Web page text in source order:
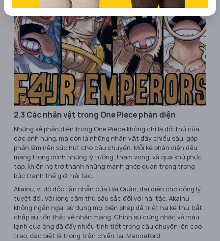
2.3 Các nhân vật trong One Piece phản diện
Những kẻ phản diện trong One Piece không chỉ là đối thủ của
các anh hùng, mà còn là những nhân vật đầy chiều sâu, góp
phần làm nên sức hút cho câu chuyện. Mỗi kẻ phản diện đều
mang trong mình những lý tưởng, tham vọng, và quá khứ phức
tạp, khiến họ trở thành những mảnh ghép quan trọng trong
bức tranh thế giới hải tặc.
Akainu, vị đô đốc tàn nhẫn của Hải Quân, đại diện cho công lý
tuyệt đối. Với lòng căm thù sâu sắc đối với hải tặc, Akainu
không ngần ngại sử dụng mọi biện pháp để triệt hạ kẻ thù, bất
chấp sự tổn thất về nhân mạng. Chính sự cứng nhắc và máu
lạnh của ông đã đẩy nhiều tình tiết trong câu chuyện lên cao
trào, đặc biệt là trong trận chiến tại Marineford.